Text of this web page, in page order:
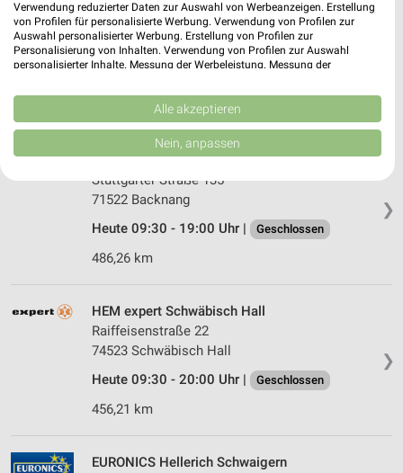
Uhlandstr. 12
74366 Kirchheim
Heute 08:30 - 12:30 14:00 - 18:00 Uhr |
489,03 km • Angebote: 1 Prospekt
❯
HEM expert Backnang
Stuttgarter Straße 135
71522 Backnang
Heute 09:30 - 19:00 Uhr |
Geschlossen
486,26 km
❯
HEM expert Schwäbisch Hall
Raiffeisenstraße 22
74523 Schwäbisch Hall
Heute 09:30 - 20:00 Uhr |
Geschlossen
456,21 km
EURONICS Hellerich Schwaigern
Verwendung reduzierter Daten zur Auswahl von Werbeanzeigen. Erstellung
von Profilen für personalisierte Werbung. Verwendung von Profilen zur
Auswahl personalisierter Werbung. Erstellung von Profilen zur
Personalisierung von Inhalten. Verwendung von Profilen zur Auswahl
personalisierter Inhalte. Messung der Werbeleistung. Messung der
Kombinationen von Daten aus verschiedenen Quellen. Entwicklung und
Verbesserung der Angebote. Verwendung reduzierter Daten zur Auswahl
von Inhalten.
Daten können außerhalb der Europäischen Union weitergegeben und in die
USA gesendet werden.
Website/App.
Partnerliste anzeigen (1 IAB-Anbieter)
Wir nutzen Ihre Daten für folgende Zwecke:
IAB-Verarbeitungszwecke:
Verwendung reduzierter Daten zur Auswahl von
Werbeanzeigen
Erstellung von Profilen für personalisierte
personalisierter Werbung
Alle akzeptieren
Nein, anpassen